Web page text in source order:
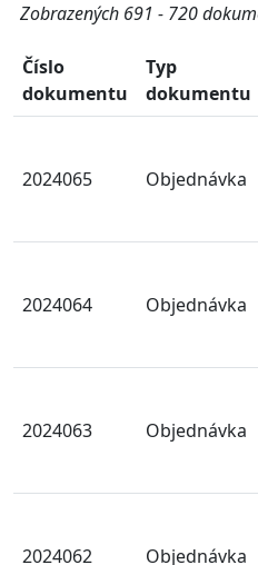
Zobrazených 691 - 720
Číslo
dokumentu
Typ
dokumentu
2024065 Objednávka
2024064 Objednávka
2024063 Objednávka
2024062 Objednávka